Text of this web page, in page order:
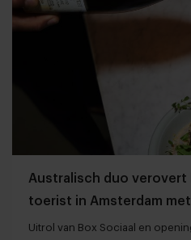
Australisch duo verovert
toerist in Amsterdam
van thuisUitrol van Box Sociaal en